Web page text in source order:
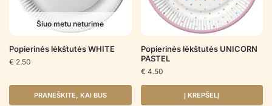
Šiuo metu neturime
Popierinės lėkštutės WHITE
€ 2.50
PRANEŠKITE, KAI BUS
Popierinės lėkštutės UNICORN
PASTEL
€ 4.50
Į KREPŠELĮ